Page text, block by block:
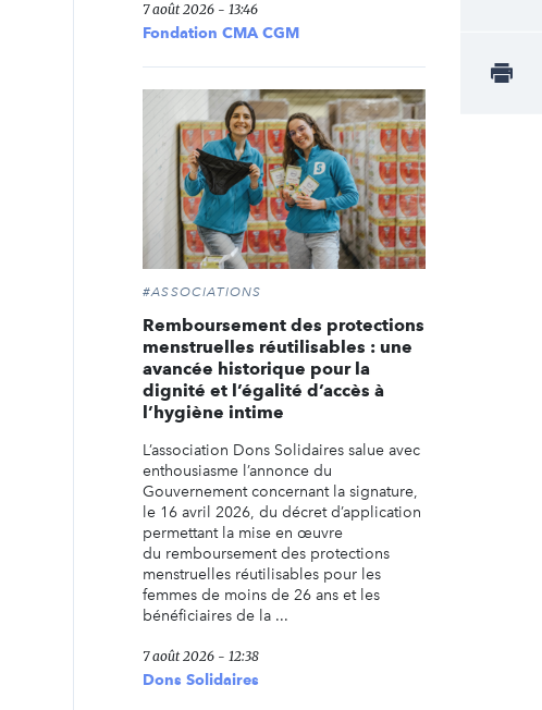
7 août 2026 - 13:46
Fondation CMA CGM
#ASSOCIATIONS
Remboursement des protections
menstruelles réutilisables : une
avancée historique pour la
dignité et l’égalité d’accès à
l’hygiène intime
L’association Dons Solidaires salue avec
enthousiasme l’annonce du
Gouvernement concernant la signature,
le 16 avril 2026, du décret d’application
permettant la mise en œuvre
du remboursement des protections
menstruelles réutilisables pour les
femmes de moins de 26 ans et les
bénéficiaires de la ...
7 août 2026 - 12:38
Dons Solidaires